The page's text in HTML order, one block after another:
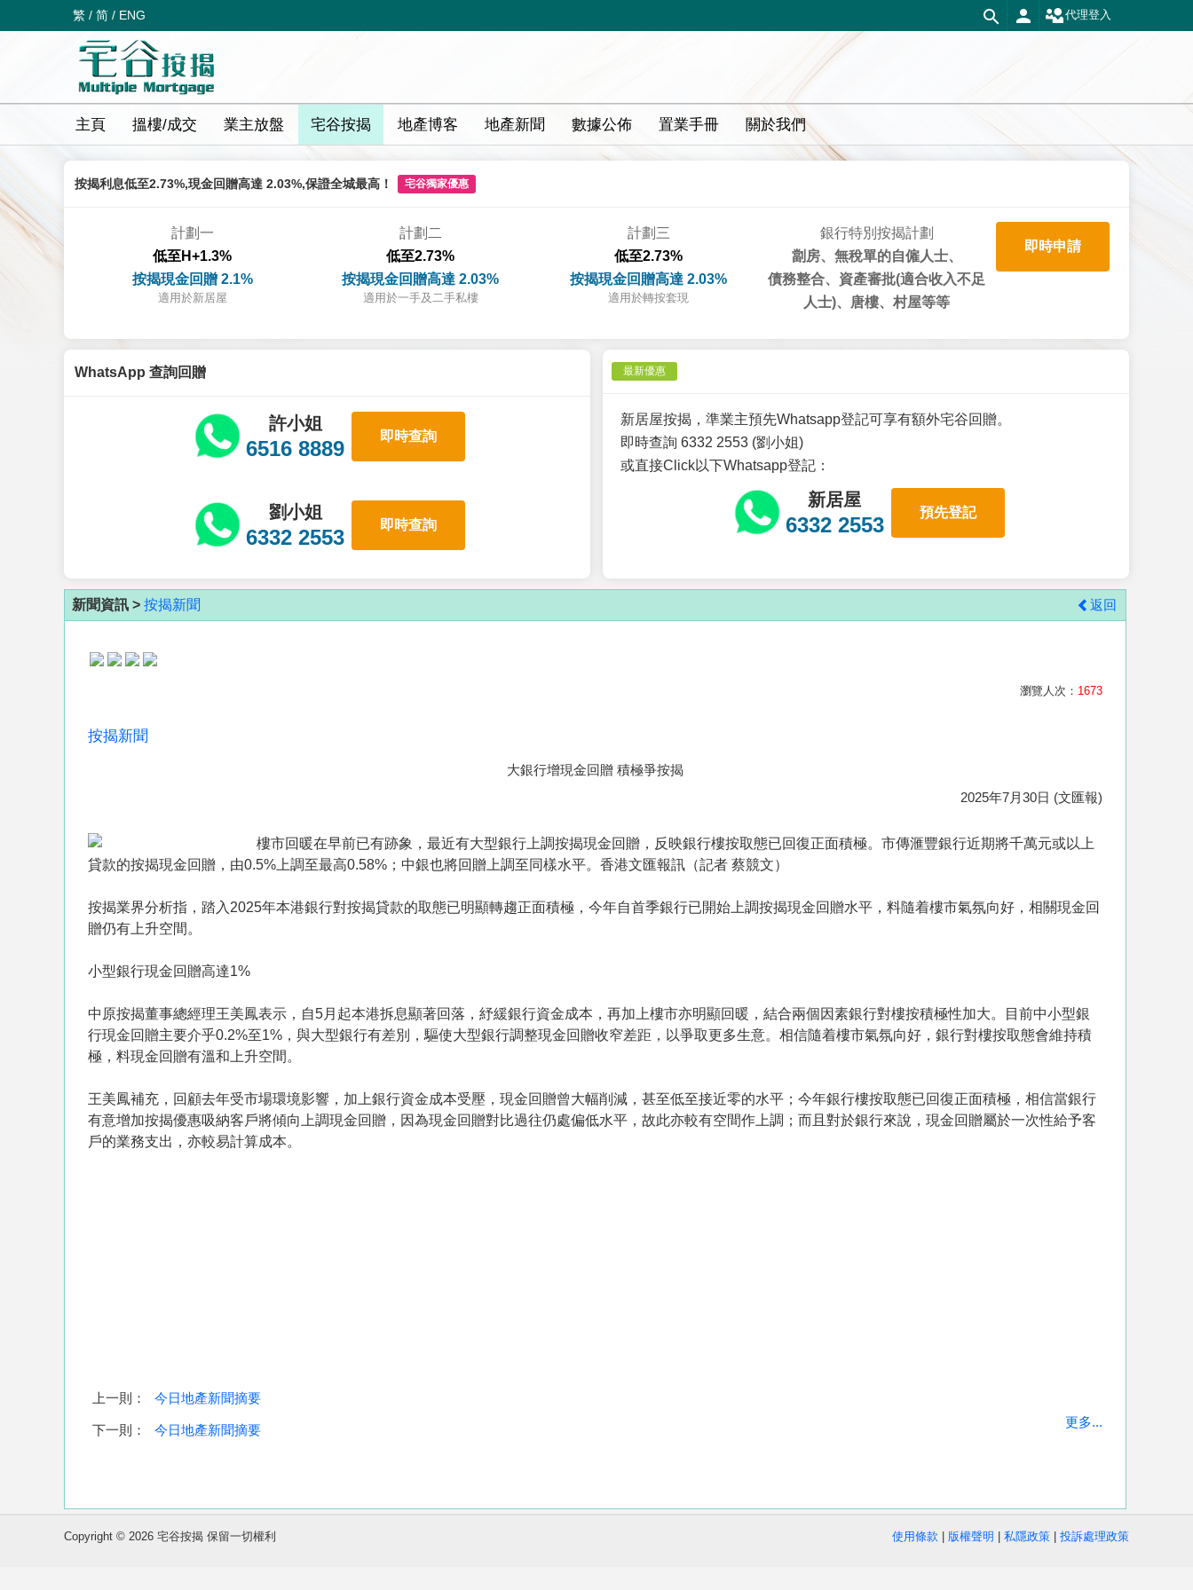
繁 / 简 / ENG 代理登入
主頁 搵樓/成交 業主放盤 宅谷按揭 地產博客 地產新聞 數據公佈 置業手冊 關於我們
按揭利息低至2.73%,現金回贈高達 2.03%,保證全城最高！ 宅谷獨家優惠
計劃一
低至H+1.3%
按揭現金回贈 2.1%
適用於新居屋
計劃二
低至2.73%
按揭現金回贈高達 2.03%
適用於一手及二手私樓
計劃三
低至2.73%
按揭現金回贈高達 2.03%
適用於轉按套現
銀行特別按揭計劃
劏房、無稅單的自僱人士、
債務整合、資產審批(適合收入不足
人士)、唐樓、村屋等等
即時申請
WhatsApp 查詢回贈
許小姐
6516 8889
即時查詢
劉小姐
6332 2553
即時查詢
最新優惠
新居屋按揭，準業主預先Whatsapp登記可享有額外宅谷回贈。
即時查詢 6332 2553 (劉小姐)
或直接Click以下Whatsapp登記：
新居屋
6332 2553
預先登記
新聞資訊 > 按揭新聞 返回
瀏覽人次： 1673
按揭新聞
大銀行增現金回贈 積極爭按揭
2025年7月30日 (文匯報)
樓市回暖在早前已有跡象，最近有大型銀行上調按揭現金回贈，反映銀行樓按取態已回復正面積極。市傳滙豐銀行近期將千萬元或以上
貸款的按揭現金回贈，由0.5%上調至最高0.58%；中銀也將回贈上調至同樣水平。香港文匯報訊（記者 蔡競文）
按揭業界分析指，踏入2025年本港銀行對按揭貸款的取態已明顯轉趨正面積極，今年自首季銀行已開始上調按揭現金回贈水平，料隨着樓市氣氛向好，相關現金回
贈仍有上升空間。
小型銀行現金回贈高達1%
中原按揭董事總經理王美鳳表示，自5月起本港拆息顯著回落，紓緩銀行資金成本，再加上樓市亦明顯回暖，結合兩個因素銀行對樓按積極性加大。目前中小型銀
行現金回贈主要介乎0.2%至1%，與大型銀行有差別，驅使大型銀行調整現金回贈收窄差距，以爭取更多生意。相信隨着樓市氣氛向好，銀行對樓按取態會維持積
極，料現金回贈有溫和上升空間。
王美鳳補充，回顧去年受市場環境影響，加上銀行資金成本受壓，現金回贈曾大幅削減，甚至低至接近零的水平；今年銀行樓按取態已回復正面積極，相信當銀行
有意增加按揭優惠吸納客戶將傾向上調現金回贈，因為現金回贈對比過往仍處偏低水平，故此亦較有空間作上調；而且對於銀行來說，現金回贈屬於一次性給予客
戶的業務支出，亦較易計算成本。
上一則： 今日地產新聞摘要
下一則： 今日地產新聞摘要
更多...
Copyright © 2026 宅谷按揭 保留一切權利 使用條款 版權聲明 私隱政策 投訴處理政策